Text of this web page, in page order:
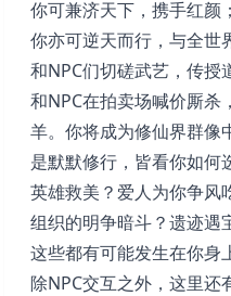
你可兼济天下，携手红颜
你亦可逆天而行，与全世
和NPC们切磋武艺，传授
和NPC在拍卖场喊价厮杀
羊。你将成为修仙界群像
是默默修行，皆看你如何
英雄救美？爱人为你争风
组织的明争暗斗？遗迹遇
这些都有可能发生在你身
除NPC交互之外，这里还